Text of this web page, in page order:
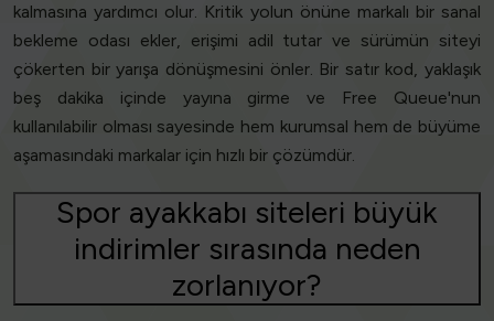
kalmasına yardımcı olur. Kritik yolun önüne markalı bir sanal
bekleme odası ekler, erişimi adil tutar ve sürümün siteyi
çökerten bir yarışa dönüşmesini önler. Bir satır kod, yaklaşık
beş dakika içinde yayına girme ve Free Queue'nun
kullanılabilir olması sayesinde hem kurumsal hem de büyüme
aşamasındaki markalar için hızlı bir çözümdür.
Spor ayakkabı siteleri büyük
indirimler sırasında neden
zorlanıyor?